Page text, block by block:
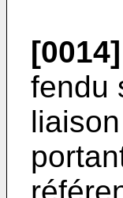
[0014]
fendu